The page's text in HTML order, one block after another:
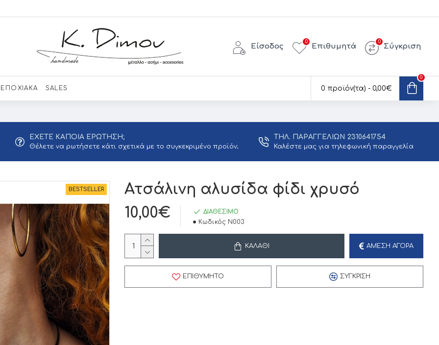
Είσοδος Επιθυμητά
0
Σύγκριση
0
ΕΠΟΧΙΑΚΑ SALES 0 προϊόν(τα) - 0,00€
0
ΕΧΕΤΕ ΚΑΠΟΙΑ ΕΡΩΤΗΣΗ;
Θέλετε να ρωτήσετε κάτι σχετικά με το συγκεκριμένο προϊόν;
ΤΗΛ. ΠΑΡΑΓΓΕΛΙΩΝ 2310641754
Καλέστε μας για τηλεφωνική παραγγελία
BESTSELLER
Ατσάλινη αλυσίδα φίδι χρυσό
10,00€
ΔΙΑΘΈΣΙΜΟ
Κωδικός: N003
ΚΑΛΆΘΙ ΆΜΕΣΗ ΑΓΟΡΆ
ΕΠΙΘΥΜΗΤΌ ΣΎΓΚΡΙΣΗ